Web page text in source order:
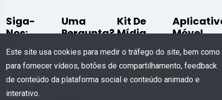
Siga-
Nos:
Uma
Pergunta?
Escreva
Para
Kit De
Mídia
Baixar
Móvel
Este site usa cookies para medir o tráfego do site, bem como
para fornecer vídeos, botões de compartilhamento, feedback
de conteúdo da plataforma social e conteúdo animado e
interativo.